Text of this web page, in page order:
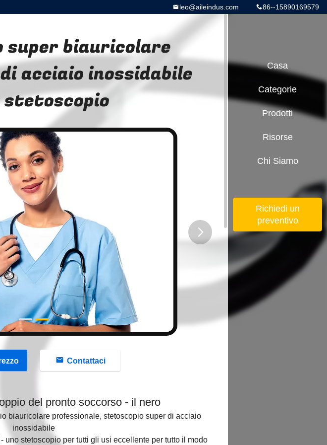
86--15890169579
leo@aileindus.com
super biauricolare
acciaio inossidabile
stetoscopio
Contattaci
del pronto soccorso - il nero
biauricolare professionale, stetoscopio super di acciaio
inossidabile
- uno stetoscopio per tutti gli usi eccellente per tutto il modo
Casa
Categorie
Prodotti
Risorse
Chi Siamo
Richiedi un
preventivo